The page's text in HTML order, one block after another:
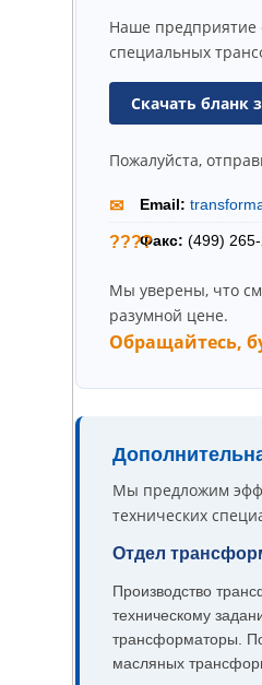
Наше предприятие
специальных
Скачать бланк
Пожалуйста,
✉ Email:
????Факс: (499)
Мы уверены, что
разумной цене.
Обращайтесь,
Мы предложим
технических
Отдел
Производство
техническому
трансформаторы.
масляных